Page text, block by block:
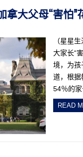
拿大父母“害怕
（星星
大家长“
境，为孩
道，根据
54％的
READ